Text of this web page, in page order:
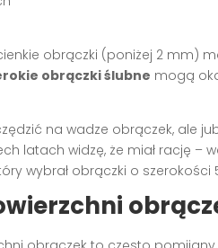
obrączki (poniżej 2 mm)
obrączki ślubne mogą
na wadze obrączek, ale
latach widzę, że miał rację –
wybrał obrączki o szerokości